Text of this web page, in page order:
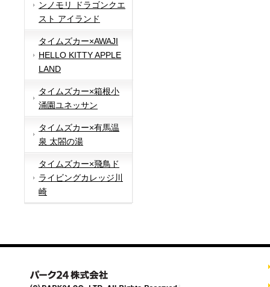
ンノモリ ドラゴンクエ
スト アイランド
タイムズカー×AWAJI
HELLO KITTY APPLE
LAND
タイムズカー×箱根小
涌園ユネッサン
タイムズカー×有馬温
泉 太閤の湯
タイムズカー×飛鳥ド
ライビングカレッジ川
崎